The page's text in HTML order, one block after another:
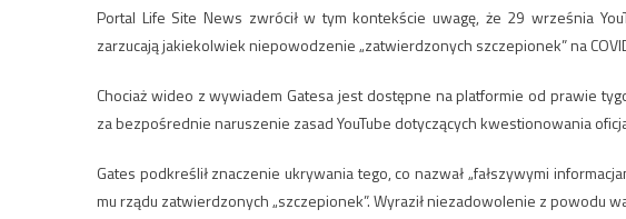
Portal Life Site News zwrócił w tym kontekście uwagę, że 29 września
zarzucają jakiekolwiek niepowodzenie „zatwierdzonych szczepionek” na
Chociaż wideo z wywiadem Gatesa jest dostępne na platformie od prawie
za bezpośrednie naruszenie zasad YouTube dotyczących kwestionowania
Gates podkreślił znaczenie ukrywania tego, co nazwał „fałszywymi
mu rządu zatwierdzonych „szczepionek”. Wyraził niezadowolenie z powodu